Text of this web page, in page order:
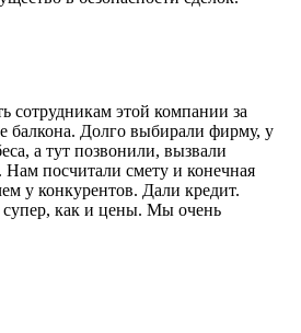
сотрудникам этой компании за
балкона. Долго выбирали фирму, у
а тут позвонили, вызвали
посчитали смету и конечная
у конкурентов. Дали кредит.
супер, как и цены. Мы очень